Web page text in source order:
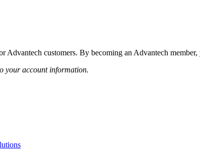
Advantech customers. By becoming an Advantech
your account information.